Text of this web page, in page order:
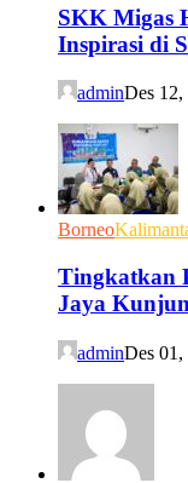
SKK Migas
Inspirasi di
adminDes 12,
Borneo
Tingkatkan
Jaya
adminDes 01,